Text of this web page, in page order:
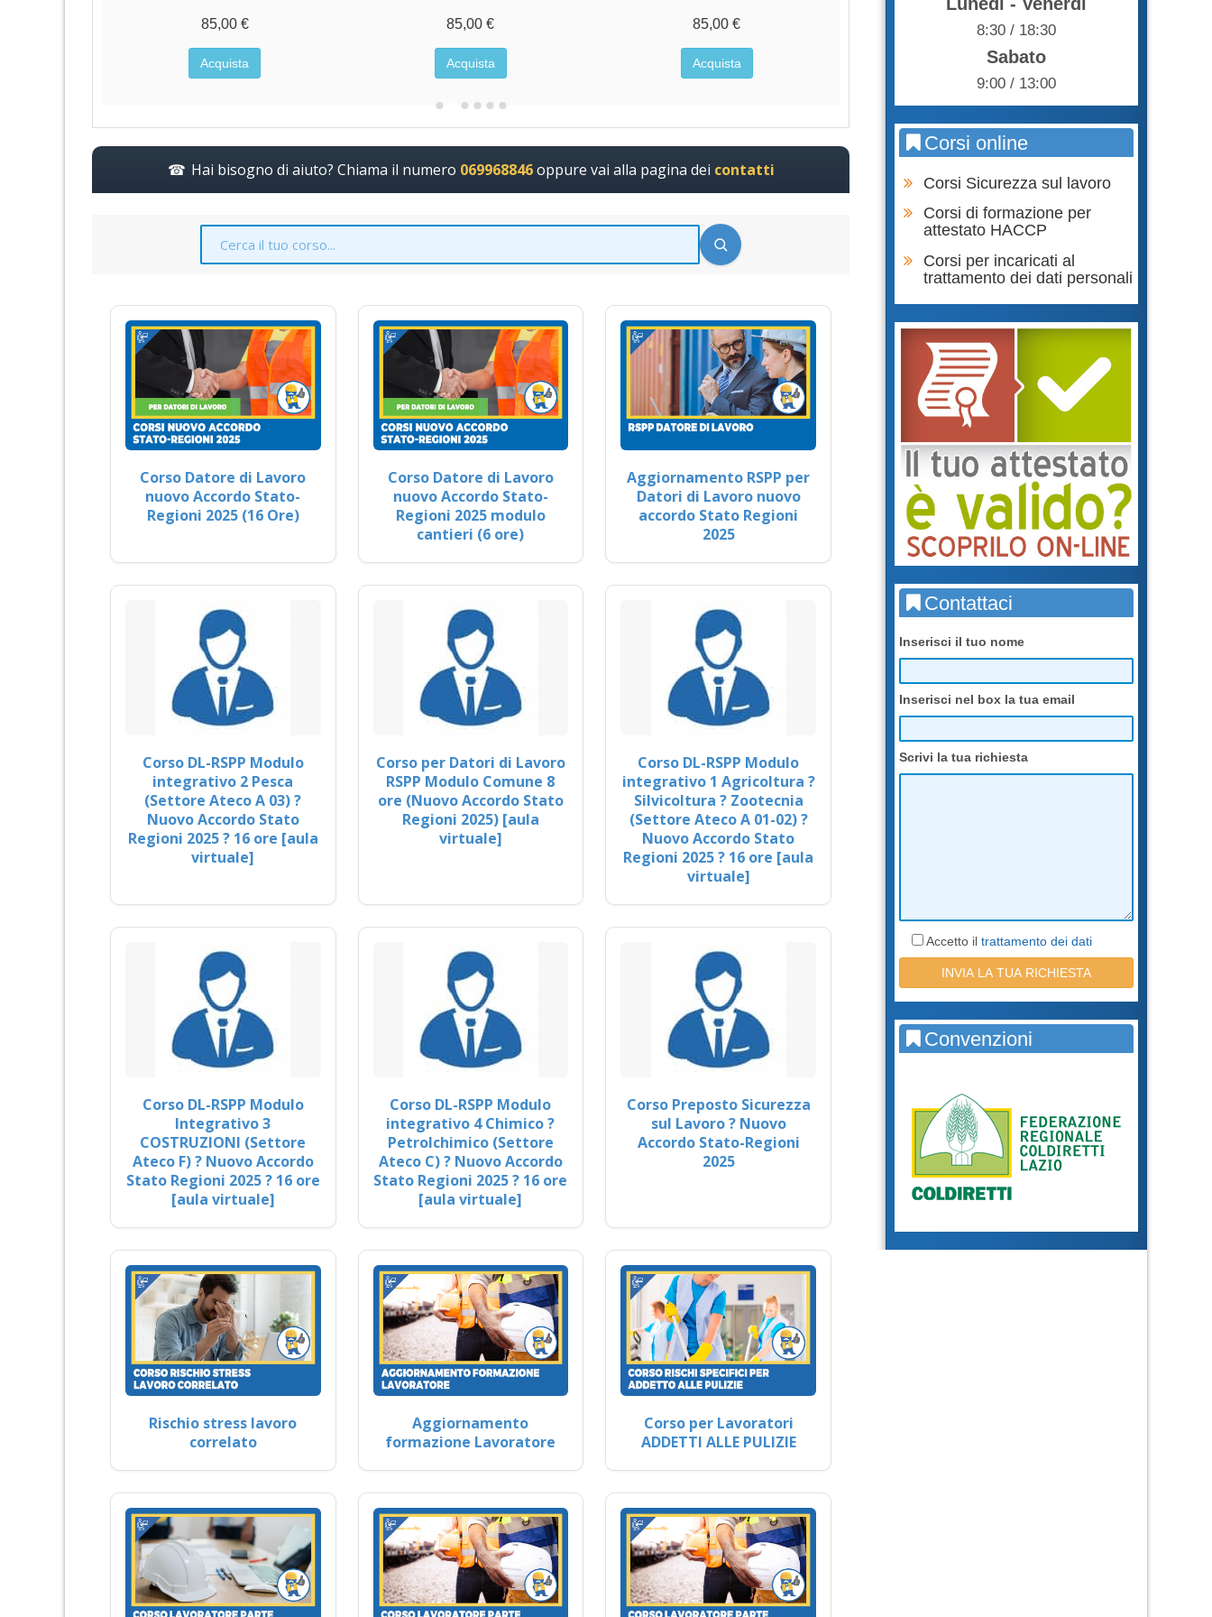
85,00 €
Acquista
85,00 €
Acquista
85,00 €
Acquista
85,00 €
Acquista
Hai bisogno di aiuto? Chiama il numero 069968846oppure vai alla pagina dei contatti
Corso Datore di Lavoro
nuovo Accordo Stato-
Regioni 2025 (16 Ore)
Corso Datore di Lavoro
nuovo Accordo Stato-
Regioni 2025 modulo
cantieri (6 ore)
Aggiornamento RSPP per
Datori di Lavoro nuovo
accordo Stato Regioni
2025
Corso DL-RSPP Modulo
integrativo 2 Pesca
(Settore Ateco A 03) ?
Nuovo Accordo Stato
Regioni 2025 ? 16 ore [aula
virtuale]
Corso per Datori di Lavoro
RSPP Modulo Comune 8
ore (Nuovo Accordo Stato
Regioni 2025) [aula
virtuale]
Corso DL-RSPP Modulo
integrativo 1 Agricoltura ?
Silvicoltura ? Zootecnia
(Settore Ateco A 01-02) ?
Nuovo Accordo Stato
Regioni 2025 ? 16 ore [aula
virtuale]
Corso DL-RSPP Modulo
Integrativo 3
COSTRUZIONI (Settore
Ateco F) ? Nuovo Accordo
Stato Regioni 2025 ? 16 ore
[aula virtuale]
Corso DL-RSPP Modulo
integrativo 4 Chimico ?
Petrolchimico (Settore
Ateco C) ? Nuovo Accordo
Stato Regioni 2025 ? 16 ore
[aula virtuale]
Corso Preposto Sicurezza
sul Lavoro ? Nuovo
Accordo Stato-Regioni
2025
Rischio stress lavoro
correlato
Aggiornamento
formazione Lavoratore
Corso per Lavoratori
ADDETTI ALLE PULIZIE
8:30 / 18:30
Sabato
9:00 / 13:00
Corsi online
Corsi Sicurezza sul lavoro
Corsi di formazione per
attestato HACCP
Corsi per incaricati al
trattamento dei dati personali
Contattaci
Inserisci il tuo nome
Inserisci nel box la tua email
Scrivi la tua richiesta
Accetto il trattamento dei dati
Convenzioni